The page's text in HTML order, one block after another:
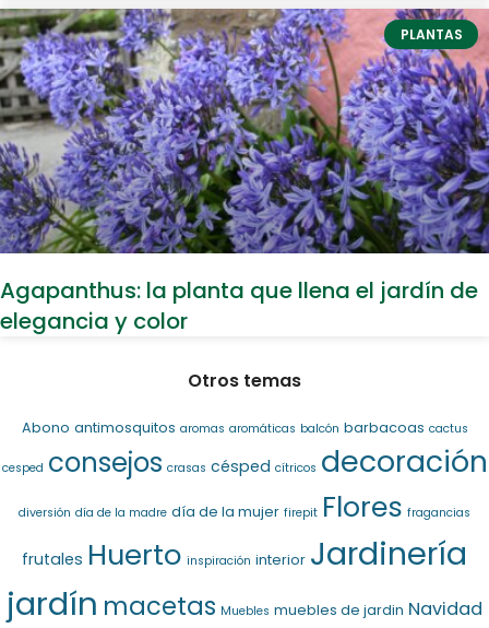
PLANTAS
Agapanthus: la planta que llena el jardín de
elegancia y color
Otros temas
Abono antimosquitos aromas aromáticas balcón barbacoas cactus
cesped consejos crasas césped cítricos decoración
diversión día de la madre día de la mujer firepit Flores fragancias
frutales Huerto inspiración interior Jardinería
jardín macetas Muebles muebles de jardin Navidad